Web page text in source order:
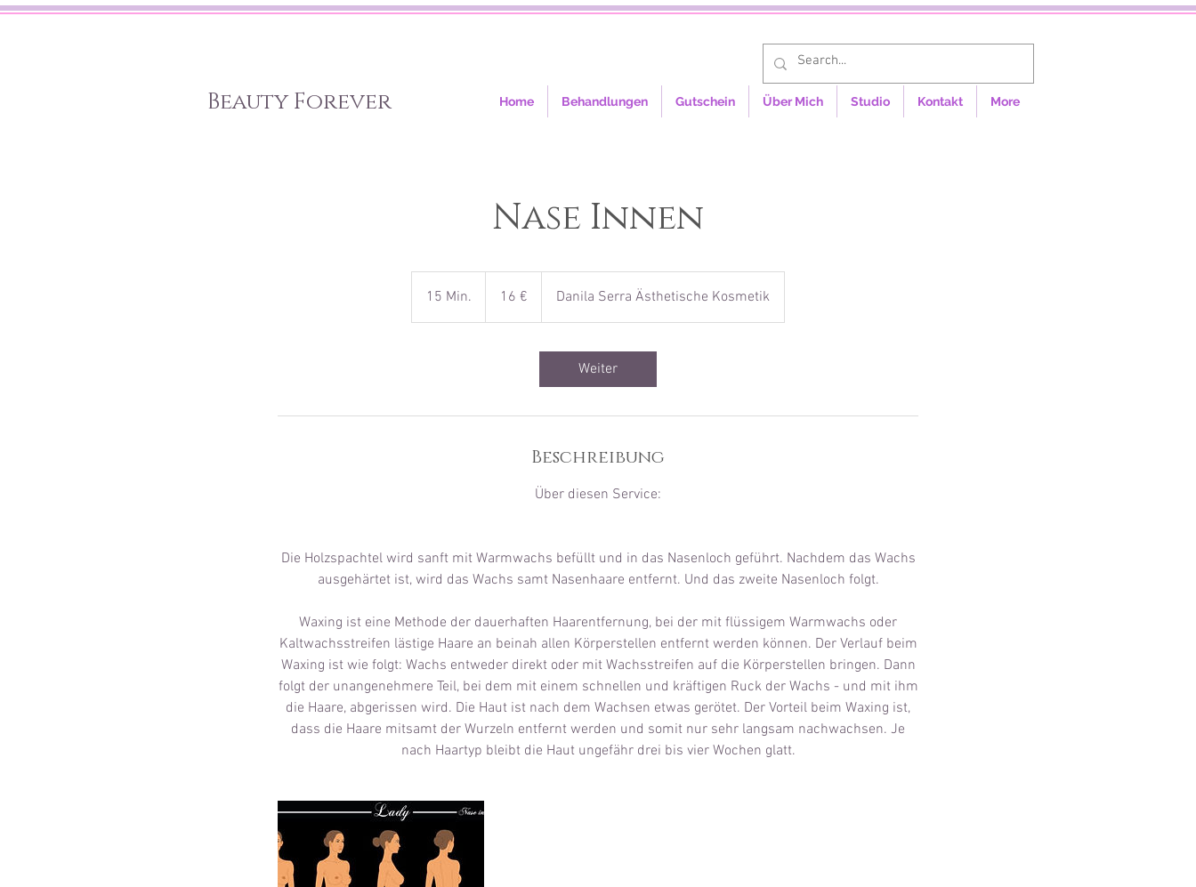
Beauty Forever Home Behandlungen Gutschein Über Mich Studio Kontakt More
Nase Innen
15 Min.
5
16 € Danila Serra Ästhetische Kosmetik
Weiter
Beschreibung
Über diesen Service:
Die Holzspachtel wird sanft mit Warmwachs befüllt und in das Nasenloch geführt. Nachdem das Wachs
ausgehärtet ist, wird das Wachs samt Nasenhaare entfernt. Und das zweite Nasenloch folgt.
Waxing ist eine Methode der dauerhaften Haarentfernung, bei der mit flüssigem Warmwachs oder
Kaltwachsstreifen lästige Haare an beinah allen Körperstellen entfernt werden können. Der Verlauf beim
Waxing ist wie folgt: Wachs entweder direkt oder mit Wachsstreifen auf die Körperstellen bringen. Dann
folgt der unangenehmere Teil, bei dem mit einem schnellen und kräftigen Ruck der Wachs - und mit ihm
die Haare, abgerissen wird. Die Haut ist nach dem Wachsen etwas gerötet. Der Vorteil beim Waxing ist,
dass die Haare mitsamt der Wurzeln entfernt werden und somit nur sehr langsam nachwachsen. Je
nach Haartyp bleibt die Haut ungefähr drei bis vier Wochen glatt.